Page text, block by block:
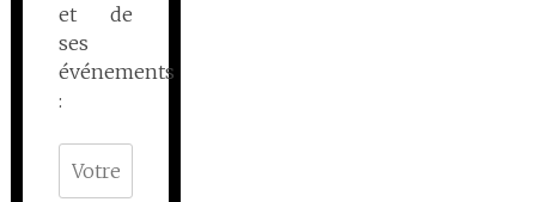
et de
ses
événements
: